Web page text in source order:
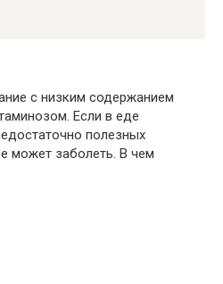
с низким содержанием
Если в еде
полезных
может заболеть. В чем